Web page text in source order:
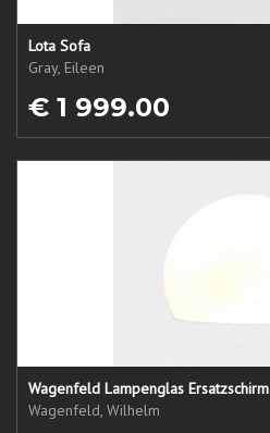
Lota Sofa
Gray, Eileen
€ 1 999.00
Wagenfeld Lampenglas Ersatzschirm
Wagenfeld, Wilhelm